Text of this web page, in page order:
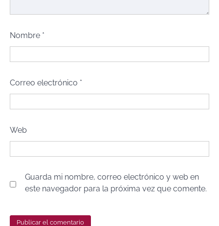
Nombre *
Correo electrónico *
Web
Guarda mi nombre, correo electrónico y web en
este navegador para la próxima vez que comente.